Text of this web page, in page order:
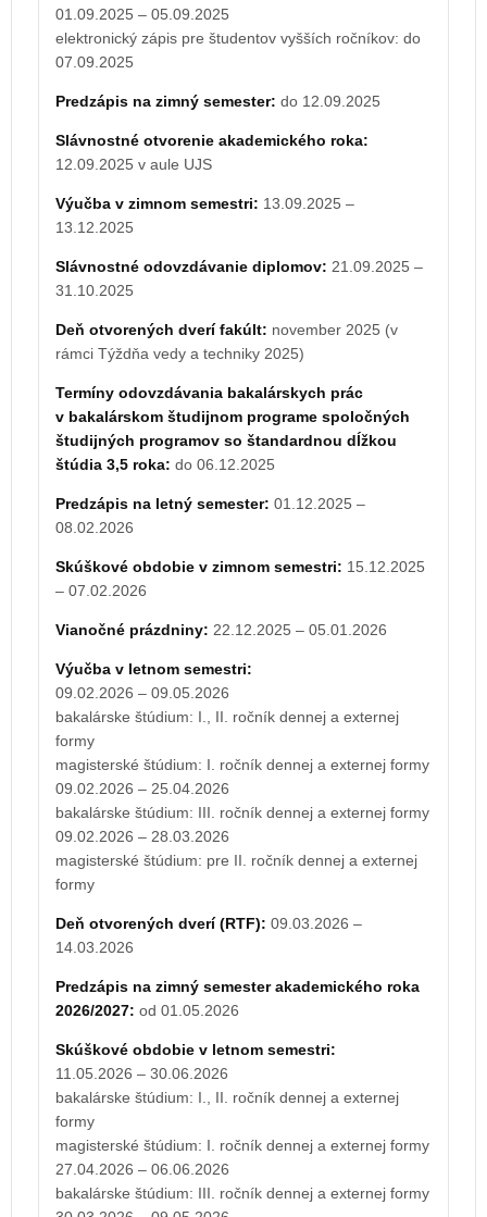
pre študentov I. ročníka bakalárskeho štúdia:
Predzápis na zimný semester:
Výučba v zimnom semestri:
Slávnostné odovzdávanie diplomov:
Termíny odovzdávania bakalárskych prác
v bakalárskom študijnom programe spoločných
študijných programov so štandardnou dĺžkou
štúdia 3,5 roka:do 07.12.2026
Predzápis na letný semester:
07.02.2027
Skúškové obdobie v zimnom semestri:
bakalárske štúdium: I., II. ročník dennej a externej
magisterské štúdium: I. ročník dennej a externej formy
08.02.2027 – 24.04.2027
bakalárske štúdium: III. ročník dennej a externej formy
08.02.2027 – 27.03.2027
magisterské štúdium: pre II. ročník dennej a externej
formy
Predzápis na zimný semester akademického roka
2027/2028:od 01.05.2027
Skúškové obdobie v letnom semestri:
10.05.2027 – 30.06.2027
bakalárske štúdium: I., II. ročník dennej a externej
magisterské štúdium: I. ročník dennej a externej formy
26.04.2027 – 05.06.2027
bakalárske štúdium: III. ročník dennej a externej formy
29.03.2027 – 08.05.2027
magisterské štúdium: pre II. ročník dennej a externej
formy
Termíny odovzdávania diplomových prác (pre
magisterské štúdium):12.04.2027
Termíny odovzdávania bakalárskych prác (pre
01.09.2025 – 05.09.2025
elektronický zápis pre študentov vyšších ročníkov: do
07.09.2025
Predzápis na zimný semester: do 12.09.2025
Slávnostné otvorenie akademického roka:
12.09.2025 v aule UJS
Výučba v zimnom semestri: 13.09.2025 –
13.12.2025
Slávnostné odovzdávanie diplomov: 21.09.2025 –
31.10.2025
Deň otvorených dverí fakúlt: november 2025 (v
rámci Týždňa vedy a techniky 2025)
Termíny odovzdávania bakalárskych prác
v bakalárskom študijnom programe spoločných
študijných programov so štandardnou dĺžkou
štúdia 3,5 roka: do 06.12.2025
Predzápis na letný semester: 01.12.2025 –
08.02.2026
Skúškové obdobie v zimnom semestri: 15.12.2025
– 07.02.2026
Vianočné prázdniny: 22.12.2025 – 05.01.2026
Výučba v letnom semestri:
09.02.2026 – 09.05.2026
bakalárske štúdium: I., II. ročník dennej a externej
formy
magisterské štúdium: I. ročník dennej a externej formy
09.02.2026 – 25.04.2026
bakalárske štúdium: III. ročník dennej a externej formy
09.02.2026 – 28.03.2026
magisterské štúdium: pre II. ročník dennej a externej
formy
Deň otvorených dverí (RTF): 09.03.2026 –
14.03.2026
Predzápis na zimný semester akademického roka
2026/2027: od 01.05.2026
Skúškové obdobie v letnom semestri:
11.05.2026 – 30.06.2026
bakalárske štúdium: I., II. ročník dennej a externej
formy
magisterské štúdium: I. ročník dennej a externej formy
27.04.2026 – 06.06.2026
bakalárske štúdium: III. ročník dennej a externej formy